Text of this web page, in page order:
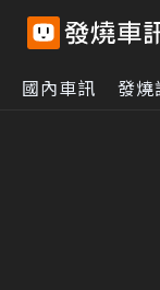
國內車訊 發燒